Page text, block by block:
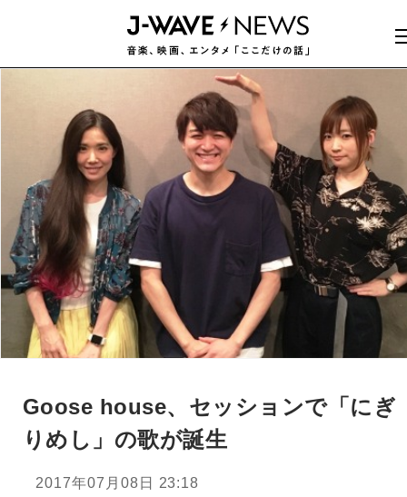
Goose house、セッションで「にぎ
りめし」の歌が誕生
2017年07月08日 23:18